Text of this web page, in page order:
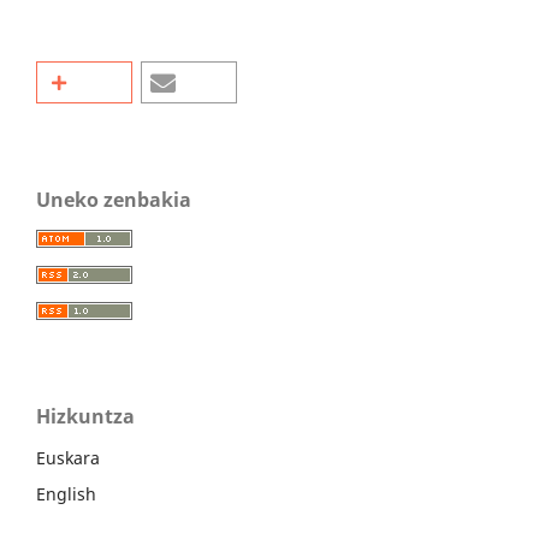
Uneko zenbakia
Hizkuntza
Euskara
English